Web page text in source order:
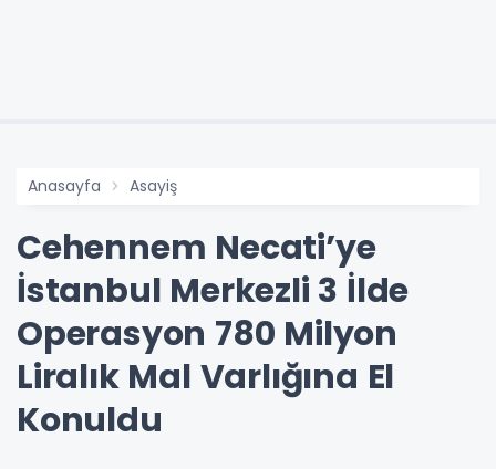
Anasayfa Asayiş
Cehennem Necati’ye
İstanbul Merkezli 3 İlde
Operasyon 780 Milyon
Liralık Mal Varlığına El
Konuldu